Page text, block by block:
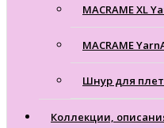
MACRAME XL
MACRAME
Шнур для
Коллекции,